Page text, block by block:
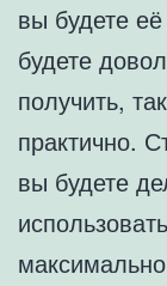
вы будете
будете
получить,
практично.
вы будете